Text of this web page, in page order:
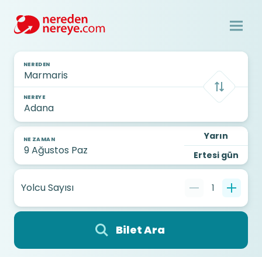
NEREDEN
NEREYE
NE ZAMAN
Yarın
Ertesi gün
Yolcu Sayısı 1
Bilet Ara